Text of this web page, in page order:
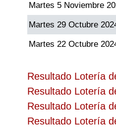
Martes 5 Noviembre
Martes 29 Octubre
Martes 22 Octubre
Resultado Lotería
Resultado Lotería
Resultado Lotería
Resultado Lotería